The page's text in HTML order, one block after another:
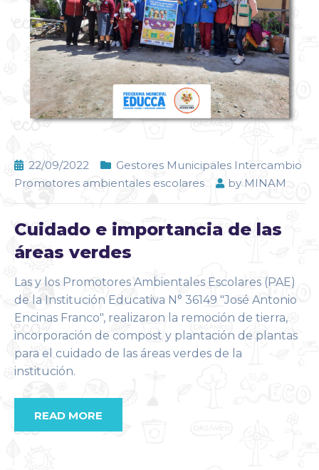
22/09/2022
Gestores Municipales Intercambio
Promotores ambientales escolares
by MINAM
Cuidado e importancia de las
áreas verdes
Las y los Promotores Ambientales Escolares (PAE)
de la Institución Educativa N° 36149 "José Antonio
Encinas Franco", realizaron la remoción de tierra,
incorporación de compost y plantación de plantas
para el cuidado de las áreas verdes de la
institución.
READ MORE